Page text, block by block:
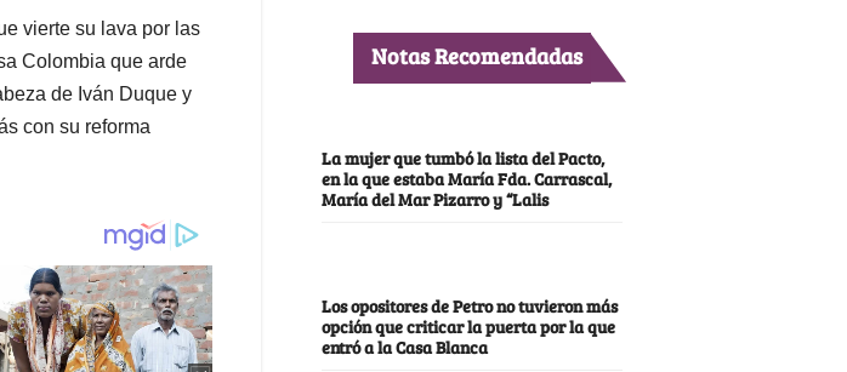
vierte su lava por las
Colombia que arde
de Iván Duque y
con su reforma
Notas Recomendadas
La mujer que tumbó la lista del Pacto,
en la que estaba María Fda. Carrascal,
María del Mar Pizarro y “Lalis
Los opositores de Petro no tuvieron más
opción que criticar la puerta por la que
entró a la Casa Blanca